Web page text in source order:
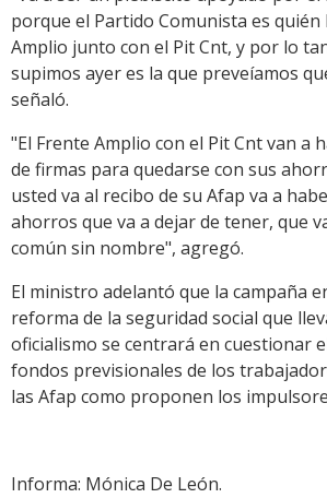
porque el Partido Comunista es quién
Amplio junto con el Pit Cnt, y por lo
supimos ayer es la que preveíamos
señaló.
"El Frente Amplio con el Pit Cnt van a
de firmas para quedarse con sus
usted va al recibo de su Afap va a
ahorros que va a dejar de tener, que
común sin nombre", agregó.
El ministro adelantó que la campaña
reforma de la seguridad social que
oficialismo se centrará en cuestionar
fondos previsionales de los
las Afap como proponen los
Informa: Mónica De León.